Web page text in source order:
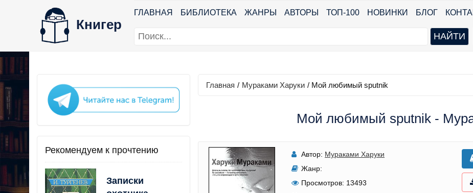
Книгер
ГЛАВНАЯ БИБЛИОТЕКА ЖАНРЫ АВТОРЫ ТОП-100 НОВИНКИ БЛОГ
Рекомендуем к прочтению
Записки
Главная / Мураками Харуки / Мой любимый sputnik
Мой любимый sputnik -
Автор: Мураками Харуки
Жанр:
Просмотров: 13493